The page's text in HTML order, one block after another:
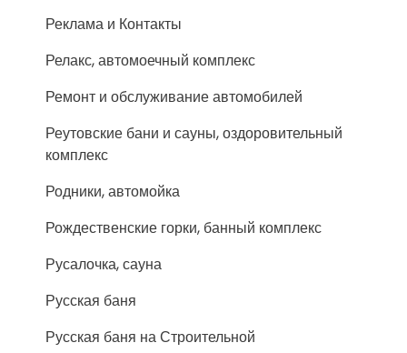
Реклама и Контакты
Релакс, автомоечный комплекс
Ремонт и обслуживание автомобилей
Реутовские бани и сауны, оздоровительный
комплекс
Родники, автомойка
Рождественские горки, банный комплекс
Русалочка, сауна
Русская баня
Русская баня на Строительной